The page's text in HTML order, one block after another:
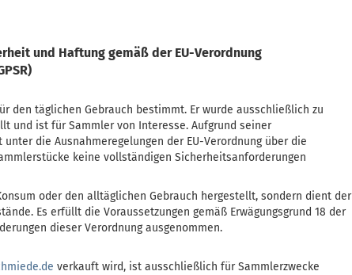
und Haftung gemäß der EU-Verordnung
den täglichen Gebrauch bestimmt. Er wurde ausschließlich zu
und ist für Sammler von Interesse. Aufgrund seiner
die Ausnahmeregelungen der EU-Verordnung über die
keine vollständigen Sicherheitsanforderungen
oder den alltäglichen Gebrauch hergestellt, sondern dient der
Es erfüllt die Voraussetzungen gemäß Erwägungsgrund 18 der
dieser Verordnung ausgenommen.
hmiede.de verkauft wird, ist ausschließlich für Sammlerzwecke